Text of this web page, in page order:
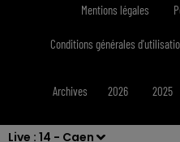
Live : 14 - Caen
Mentions légales
Conditions générales
Archives 2026 2025